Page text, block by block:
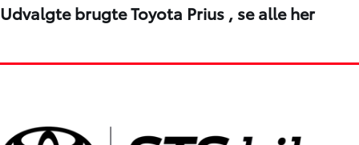
Udvalgte brugte Toyota Prius , se alle her